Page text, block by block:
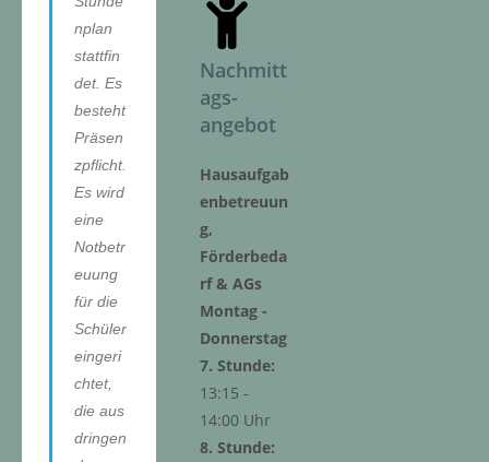
Nachmitt
ags-
angebot
Hausaufgab
enbetreuun
g,
Förderbeda
rf & AGs
Montag -
Donnerstag
7. Stunde:
13:15 -
14:00 Uhr
8. Stunde:
nplan
stattfin
det. Es
besteht
Präsen
zpflicht.
Es wird
eine
Notbetr
euung
für die
Schüler
eingeri
chtet,
die aus
dringen